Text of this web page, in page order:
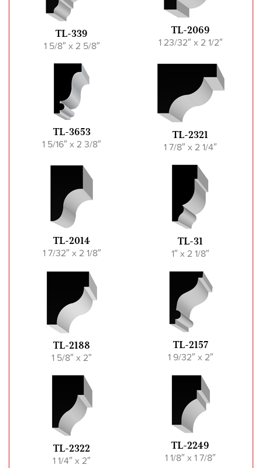
TL-339
1 5/8″ x 2 5/8″
TL-2069
1 23/32″ x 2 1/2″
TL-3653
1 5/16″ x 2 3/8″
TL-2321
1 7/8″ x 2 1/4″
TL-2014
1 7/32″ x 2 1/8″
TL-31
1″ x 2 1/8″
TL-2188
1 5/8″ x 2″
TL-2157
1 9/32″ x 2″
TL-2322
1 1/4″ x 2″
TL-2249
1 1/8″ x 1 7/8″